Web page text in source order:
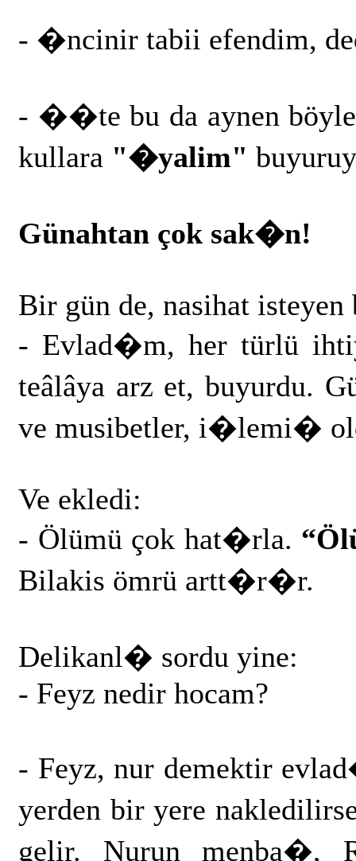
- �ncinir tabii efendim,
- ��te bu da aynen
kullara "�yalim"
Günahtan çok sak�n!
Bir gün de, nasihat isteyen
- Evlad�m, her türlü
teâlâya arz et, buyurdu.
ve musibetler, i�lemi�
Ve ekledi:
- Ölümü çok hat�rla.
Bilakis ömrü artt�r�r.
Delikanl� sordu yine:
- Feyz nedir hocam?
- Feyz, nur demektir
yerden bir yere
gelir. Nurun menba�,